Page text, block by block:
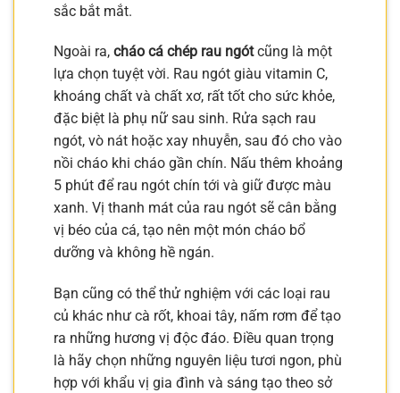
sắc bắt mắt.
Ngoài ra, cháo cá chép rau ngótcũng là một
lựa chọn tuyệt vời. Rau ngót giàu vitamin C,
khoáng chất và chất xơ, rất tốt cho sức khỏe,
đặc biệt là phụ nữ sau sinh. Rửa sạch rau
ngót, vò nát hoặc xay nhuyễn, sau đó cho vào
nồi cháo khi cháo gần chín. Nấu thêm khoảng
5 phút để rau ngót chín tới và giữ được màu
xanh. Vị thanh mát của rau ngót sẽ cân bằng
vị béo của cá, tạo nên một món cháo bổ
dưỡng và không hề ngán.
Bạn cũng có thể thử nghiệm với các loại rau
củ khác như cà rốt, khoai tây, nấm rơm để tạo
ra những hương vị độc đáo. Điều quan trọng
là hãy chọn những nguyên liệu tươi ngon, phù
hợp với khẩu vị gia đình và sáng tạo theo sở